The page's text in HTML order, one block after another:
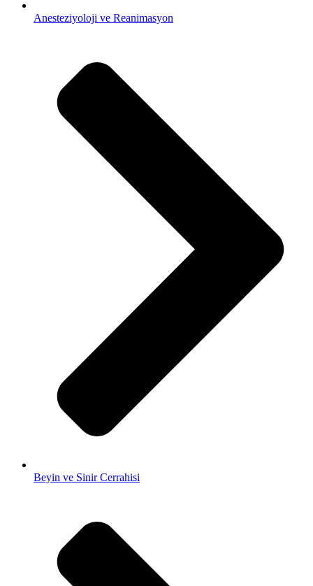
Anesteziyoloji ve Reanimasyon
Beyin ve Sinir Cerrahisi